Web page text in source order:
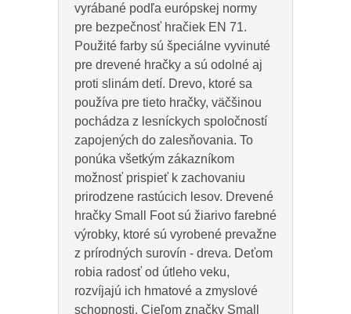
vyrábané podľa európskej normy
pre bezpečnosť hračiek EN 71.
Použité farby sú špeciálne vyvinuté
pre drevené hračky a sú odolné aj
proti slinám detí. Drevo, ktoré sa
používa pre tieto hračky, väčšinou
pochádza z lesníckych spoločností
zapojených do zalesňovania. To
ponúka všetkým zákazníkom
možnosť prispieť k zachovaniu
prirodzene rastúcich lesov. Drevené
hračky Small Foot sú žiarivo farebné
výrobky, ktoré sú vyrobené prevažne
z prírodných surovín - dreva. Deťom
robia radosť od útleho veku,
rozvíjajú ich hmatové a zmyslové
schopnosti. Cieľom značky Small